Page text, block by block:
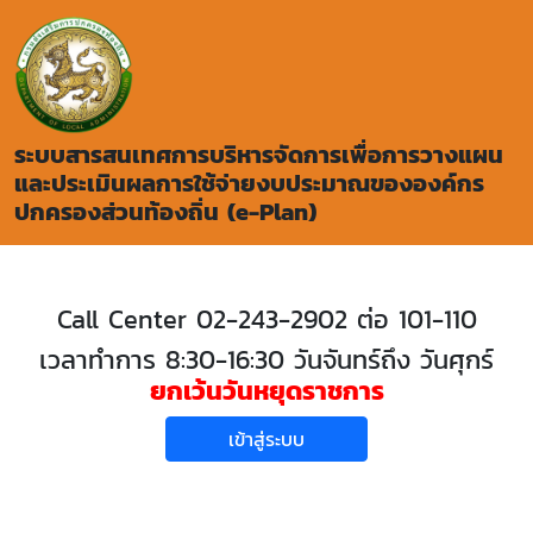
ระบบสารสนเทศการบริหารจัดการเพื่อการวางแผน
และประเมินผลการใช้จ่ายงบประมาณขององค์กร
ปกครองส่วนท้องถิ่น (e-Plan)
Call Center 02-243-2902 ต่อ 101-110
เวลาทำการ 8:30-16:30 วันจันทร์ถึง วันศุกร์
ยกเว้นวันหยุดราชการ
เข้าสู่ระบบ